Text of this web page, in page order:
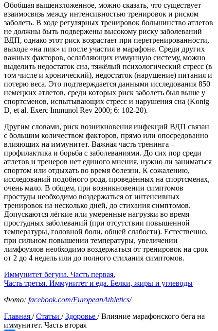
Обобщая вышеизложенное, можно сказать, что существует
взаимосвязь между интенсивностью тренировок и риском
заболеть. В ходе регулярных тренировок большинство атлетов
не должны быть подвержены высокому риску заболеваний
ВДП, однако этот риск возрастает при перетренированности,
выходе «на пик» и после участия в марафоне. Среди других
важных факторов, ослабляющих иммунную систему, можно
выделить недостаток сна, тяжёлый психологический стресс (в
том числе и хронический), недостаток (нарушение) питания и
потерю веса. Это подтверждается данными исследования 850
немецких атлетов, среди которых риск заболеть был выше у
спортсменов, испытывающих стресс и нарушения сна (Konig
D, et al. Exerc Immunol Rev 2000; 6: 102-20).
Другим словами, риск возникновения инфекций ВДП связан
с большим количеством факторов, прямо или опосредованно
влияющих на иммунитет. Важная часть тренинга –
профилактика и борьба с заболеваниями. До сих пор среди
атлетов и тренеров нет единого мнения, нужно ли заниматься
спортом или отдыхать во время болезни. К сожалению,
исследований подобного рода, проведённых на спортсменах,
очень мало. В общем, при возникновении симптомов
простуды необходимо воздержаться от интенсивных
тренировок на несколько дней, до стихания симптомов.
Допускаются лёгкие или умеренные нагрузки во время
простудных заболеваний (при отсутствии повышенной
температуры, головной боли, общей слабости). Естественно,
при сильном повышении температуры, увеличении
лимфоузлов необходимо воздержаться от тренировок на срок
от 2 до 4 недель или до полного стихания симптомов.
Иммунитет бегуна. Часть первая.
Часть третья. Иммунитет и еда. Белки, жиры и углеводы
Фото: facebook.com/EuropeanAthletics/
Главная /Статьи /Здоровье /Влияние марафонского бега на
иммунитет. Часть вторая